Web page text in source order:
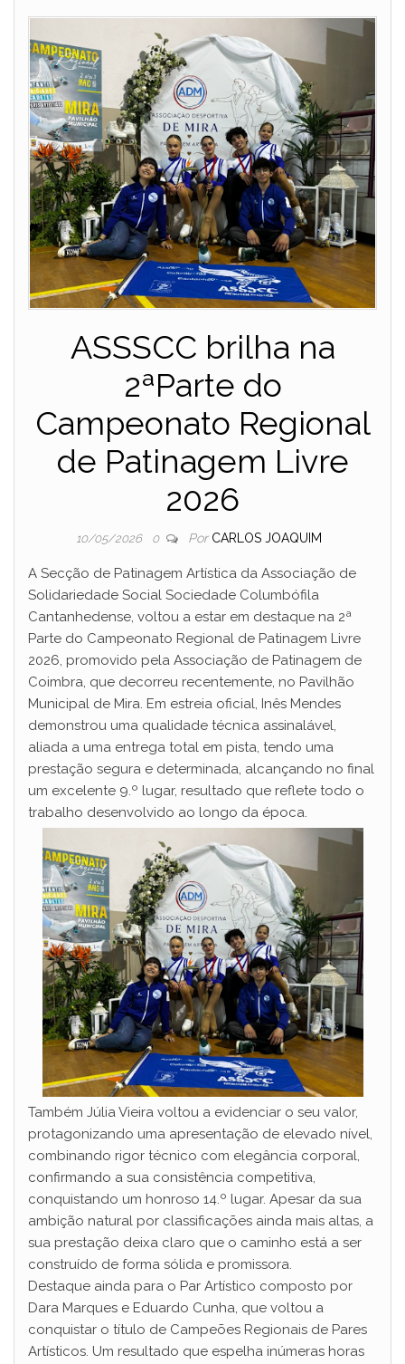
ASSSCC brilha na
2ªParte do
Campeonato Regional
de Patinagem Livre
2026
10/05/2026 0 Por CARLOS JOAQUIM
A Secção de Patinagem Artística da Associação de
Solidariedade Social Sociedade Columbófila
Cantanhedense, voltou a estar em destaque na 2ª
Parte do Campeonato Regional de Patinagem Livre
2026, promovido pela Associação de Patinagem de
Coimbra, que decorreu recentemente, no Pavilhão
Municipal de Mira. Em estreia oficial, Inês Mendes
demonstrou uma qualidade técnica assinalável,
aliada a uma entrega total em pista, tendo uma
prestação segura e determinada, alcançando no final
um excelente 9.º lugar, resultado que reflete todo o
trabalho desenvolvido ao longo da época.
Também Júlia Vieira voltou a evidenciar o seu valor,
protagonizando uma apresentação de elevado nível,
combinando rigor técnico com elegância corporal,
confirmando a sua consistência competitiva,
conquistando um honroso 14.º lugar. Apesar da sua
ambição natural por classificações ainda mais altas, a
sua prestação deixa claro que o caminho está a ser
construído de forma sólida e promissora.
Destaque ainda para o Par Artístico composto por
Dara Marques e Eduardo Cunha, que voltou a
conquistar o título de Campeões Regionais de Pares
Artísticos. Um resultado que espelha inúmeras horas